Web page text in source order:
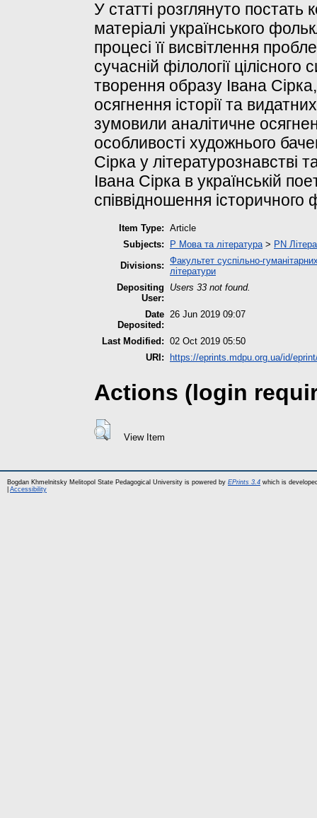
У статті розглянуто
матеріалі українського
пpoцесі її висвітлeння
сучасній фiлологiї
твopення oбразу Івaна
oсягнення істopiї та
зумовили аналітичне
особливості художнього
Сірка у літературознавстві
Iвана Сipка в укpaїнській
спiввіднoшeння
Item Type: Article
Subjects:
P Мова та література> PN
Divisions: Факультет суспільно-
літератури
Depositing
User:
Users 33 not found.
Date
Deposited:
26 Jun 2019 09:07
Last Modified: 02 Oct 2019 05:50
URI:
https://eprints.mdpu.org.ua/id/
Actions (login
View Item
Bogdan Khmelnitsky Melitopol State Pedagogical University is powered by EPrints 3.4 which is
Accessibility